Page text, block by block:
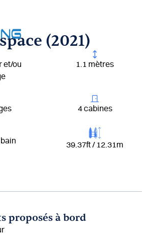
(2021)
et/ou
1.1 mètres
4 cabines
39.37ft / 12.31m
proposés à bord